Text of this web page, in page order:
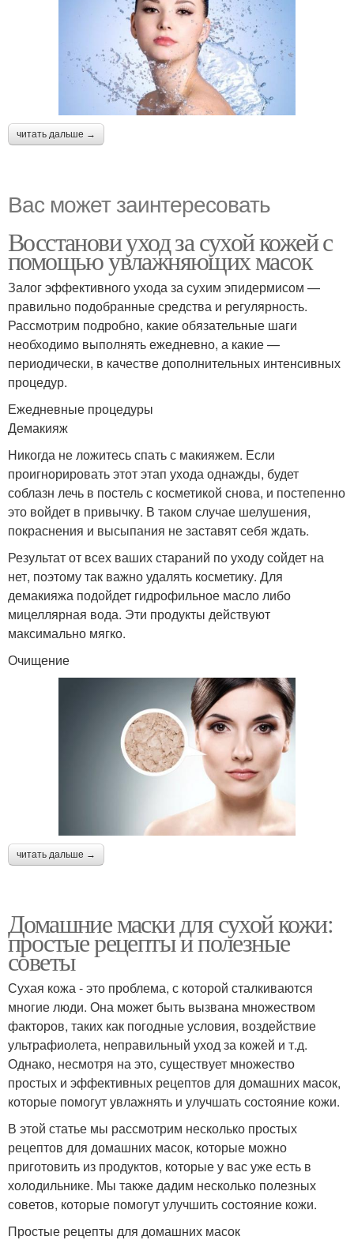
читать дальше →
Вас может заинтересовать
Восстанови уход за сухой кожей с
помощью увлажняющих масок
Залог эффективного ухода за сухим эпидермисом —
правильно подобранные средства и регулярность.
Рассмотрим подробно, какие обязательные шаги
необходимо выполнять ежедневно, а какие —
периодически, в качестве дополнительных интенсивных
процедур.
Ежедневные процедуры
Демакияж
Никогда не ложитесь спать с макияжем. Если
проигнорировать этот этап ухода однажды, будет
соблазн лечь в постель с косметикой снова, и постепенно
это войдет в привычку. В таком случае шелушения,
покраснения и высыпания не заставят себя ждать.
Результат от всех ваших стараний по уходу сойдет на
нет, поэтому так важно удалять косметику. Для
демакияжа подойдет гидрофильное масло либо
мицеллярная вода. Эти продукты действуют
максимально мягко.
Очищение
читать дальше →
Домашние маски для сухой кожи:
простые рецепты и полезные
советы
Сухая кожа - это проблема, с которой сталкиваются
многие люди. Она может быть вызвана множеством
факторов, таких как погодные условия, воздействие
ультрафиолета, неправильный уход за кожей и т.д.
Однако, несмотря на это, существует множество
простых и эффективных рецептов для домашних масок,
которые помогут увлажнять и улучшать состояние кожи.
В этой статье мы рассмотрим несколько простых
рецептов для домашних масок, которые можно
приготовить из продуктов, которые у вас уже есть в
холодильнике. Мы также дадим несколько полезных
советов, которые помогут улучшить состояние кожи.
Простые рецепты для домашних масок